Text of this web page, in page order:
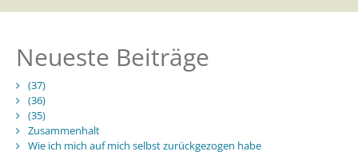
Neueste Beiträge
(37)
(36)
(35)
Zusammenhalt
Wie ich mich auf mich selbst zurückgezogen habe